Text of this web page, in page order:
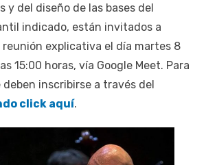
y del diseño de las bases del
indicado, están invitados a
explicativa el día martes 8
15:00 horas, vía Google Meet. Para
inscribirse a través del
click aquí.